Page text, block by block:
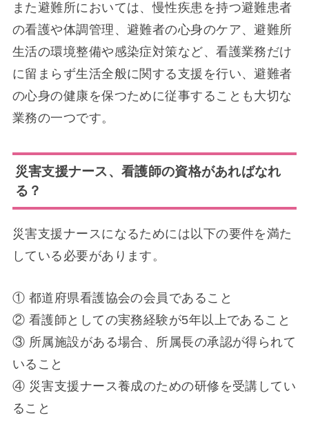
また避難所においては、慢性疾患を持つ避難患者
の看護や体調管理、避難者の心身のケア、避難所
生活の環境整備や感染症対策など、看護業務だけ
に留まらず生活全般に関する支援を行い、避難者
の心身の健康を保つために従事することも大切な
業務の一つです。
災害支援ナース、看護師の資格があればなれ
る？
災害支援ナースになるためには以下の要件を満た
している必要があります。
① 都道府県看護協会の会員であること
② 看護師としての実務経験が5年以上であること
③ 所属施設がある場合、所属長の承認が得られて
いること
④ 災害支援ナース養成のための研修を受講してい
ること